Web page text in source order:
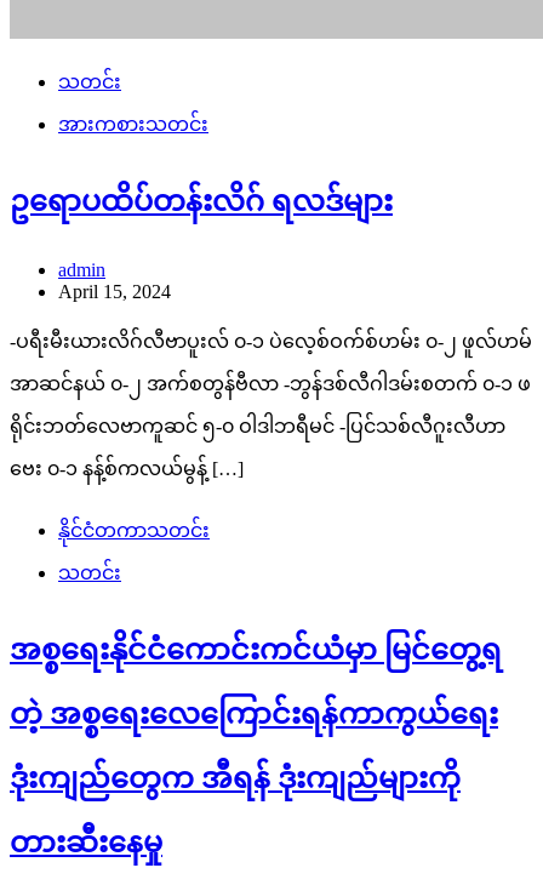
သတင်း
အားကစားသတင်း
ဥရောပထိပ်တန်းလိဂ် ရလဒ်များ
admin
April 15, 2024
-ပရီးမီးယားလိဂ်လီဗာပူးလ် ၀-၁ ပဲလေ့စ်ဝက်စ်ဟမ်း ၀-၂ ဖူလ်ဟမ်
အာဆင်နယ် ၀-၂ အက်စတွန်ဗီလာ -ဘွန်ဒစ်လီဂါဒမ်းစတက် ၀-၁ ဖ
ရိုင်းဘတ်လေဗာကူဆင် ၅-၀ ဝါဒါဘရီမင် -ပြင်သစ်လီဂူးလီဟာ
ဗေး ၀-၁ နန့်စ်ကလယ်မွန့် […]
နိုင်ငံတကာသတင်း
သတင်း
အစ္စရေးနိုင်ငံကောင်းကင်ယံမှာ မြင်တွေ့ရ
တဲ့ အစ္စရေးလေကြောင်းရန်ကာကွယ်ရေး
ဒုံးကျည်တွေက အီရန် ဒုံးကျည်များကို
တားဆီးနေမှု